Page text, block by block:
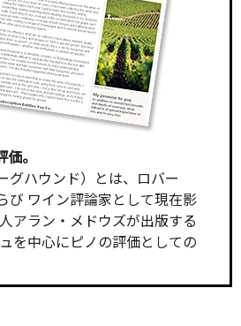
。
グハウンド）とは、ロバー
び ワイン評論家として現在影
アラン・メドウズが出版する
を中心にピノの評価としての